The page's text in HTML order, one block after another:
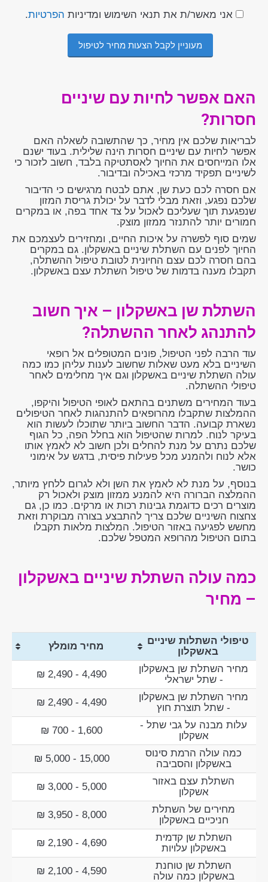
אני מאשר/ת את תנאי השימוש ומדיניות הפרטיות.
האם אפשר לחיות עם שיניים
חסרות?
לבריאות שלכם אין מחיר, כך שהתשובה לשאלה האם
אפשר לחיות עם שיניים חסרות הינה שלילית. בעוד ישנם
אלו המייחסים את החיוך לאסתטיקה בלבד, חשוב לזכור כי
לשיניים תפקיד מרכזי באכילה ובדיבור.
אם חסרה לכם כעת שן, אתם לבטח מרגישים כי הדיבור
שלכם נפגע, וזאת מבלי לדבר על יכולת גריסת המזון
שנפגעת תוך שעליכם לאכול על צד אחד בפה, או במקרים
חמורים יותר להתנזר ממזון מוצק.
שמים סוף לפשרה על איכות החיים, ומחזירים לעצמכם את
החיוך לפנים עם השתלת שיניים באשקלון. גם במקרים
בהם חסרה לכם עצם החיונית לטובת טיפול ההשתלה,
תקבלו מענה בדמות של טיפול השתלת עצם באשקלון.
השתלת שן באשקלון – איך חשוב
להתנהג לאחר ההשתלה?
עוד הרבה לפני הטיפול, פונים המטופלים אל רופאי
השיניים בלא מעט שאלות שחשוב לענות עליהן כמו כמה
עולה השתלת שיניים באשקלון וגם איך מחלימים לאחר
טיפולי ההשתלה.
בעוד המחירים משתנים בהתאם לאופי הטיפול והיקפו,
ההמלצות שתקבלו מהרופאים להתנהגות לאחר הטיפולים
נשארת קבועה. הדבר החשוב ביותר שתוכלו לעשות הוא
בעיקר לנוח. למרות שהטיפול הוא בחלל הפה, כל הגוף
שלכם נתרם על מנת להחלים ולכן חשוב לא לאמץ אותו
אלא לנוח ולהמנע מכל פעילות פיסית, בדגש על אימוני
כושר.
בנוסף, על מנת לא לאמץ את השן ולא לגרום ללחץ מיותר,
ההמלצה הברורה היא להמנע ממזון מוצק ולאכול רק
מוצרים רכים כדוגמת גבינות רכות או מרקים. כמו כן, גם
צחצוח השיניים שלכם צריך להתבצע בצורה מבוקרת וזאת
מחשש לפגיעה באזור הטיפול. המלצות מלאות תקבלו
בתום הטיפול מהרופא המטפל שלכם.
כמה עולה השתלת שיניים באשקלון
– מחיר
טיפולי השתלות שיניים
באשקלון
מחיר מומלץ
מחיר השתלת שן באשקלון
- שתל ישראלי
4,490 - 2,490 ₪
מחיר השתלת שן באשקלון
- שתל תוצרת חוץ
4,490 - 2,490 ₪
עלות מבנה על גבי שתל -
אשקלון
1,600 - 700 ₪
כמה עולה הרמת סינוס
באשקלון והסביבה
15,000 - 5,000 ₪
השתלת עצם באזור
אשקלון
5,000 - 3,000 ₪
מחירים של השתלת
חניכיים באשקלון
8,000 - 3,950 ₪
השתלת שן קדמית
באשקלון עלויות
4,690 - 2,190 ₪
השתלת שן טוחנת
באשקלון כמה עולה
4,590 - 2,100 ₪